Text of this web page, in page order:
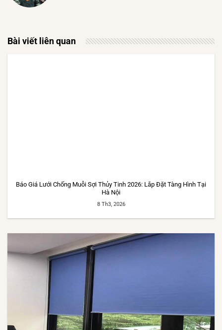
Bài viết liên quan
Báo Giá Lưới Chống Muỗi Sợi Thủy Tinh 2026: Lắp Đặt Tàng Hình Tại
Hà Nội
8 Th3, 2026